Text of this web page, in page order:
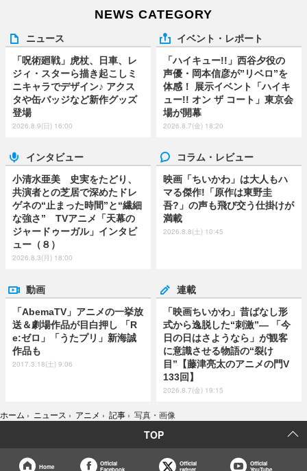
NEWS CATEGORY
ニュース
「呪術廻戦」虎杖、日車、レ
ジィ・スターら描き起こしミ
ニキャラでデザイン♪ アクス
タや缶バッジなど新作グッズ
登場
2026.8.9(日) 16:00
イベント・レポート
「ハイキュー!!」西谷夕役の
声優・岡本信彦が”リベロ”を
体感！ 展示イベント「ハイキ
ュー!! オン ザ コート」東京会
場が開幕
2026.8.7(金) 18:20
インタビュー
小清水亜美 史実をたどり、
共演者との芝居で深めたドレ
ゲネの“止まった時間”と“繊細
な強さ” TVアニメ「天幕の
ジャードゥーガル」インタビ
ュー（８）
2026.8.3(月) 18:00
コラム・レビュー
映画「ちいかわ」は大人もハ
マる傑作!「原作は東野圭
吾?」の声も飛び交う仕掛けが
満載
2026.8.8(土) 10:45
動画
「AbemaTV」アニメの一挙放
送＆劇場作品が目白押し 「R
e:ゼロ」「うたプリ」新海誠
作品も
2017.3.18(土) 9:06
連載
「映画ちいかわ」昔ばなし形
式から逸脱した“刺激”― 「今
日の日はさようなら」が観客
に意識させる物語の“裂け
目”【藤津亮太のアニメの門V
133回】
2026.8.7(金) 19:15
ホーム › ニュース › アニメ › 記事 › 写真・画像
TOP
Home
Official
Facebook
Official
twitter
Official
YouTube